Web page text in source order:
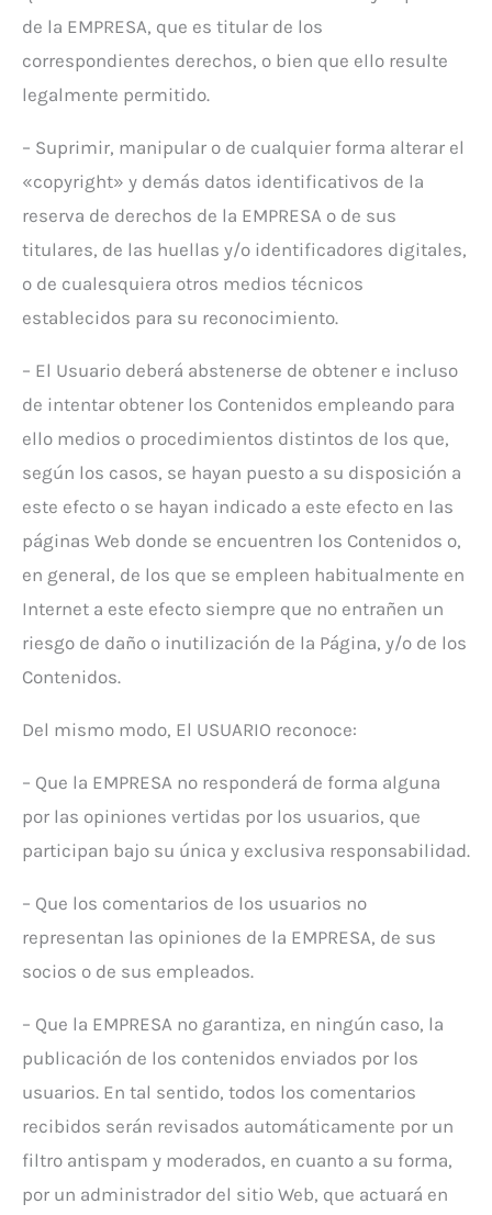
de la EMPRESA, que es titular de los
correspondientes derechos, o bien que ello resulte
legalmente permitido.
– Suprimir, manipular o de cualquier forma alterar el
«copyright» y demás datos identificativos de la
reserva de derechos de la EMPRESA o de sus
titulares, de las huellas y/o identificadores digitales,
o de cualesquiera otros medios técnicos
establecidos para su reconocimiento.
– El Usuario deberá abstenerse de obtener e incluso
de intentar obtener los Contenidos empleando para
ello medios o procedimientos distintos de los que,
según los casos, se hayan puesto a su disposición a
este efecto o se hayan indicado a este efecto en las
páginas Web donde se encuentren los Contenidos o,
en general, de los que se empleen habitualmente en
Internet a este efecto siempre que no entrañen un
riesgo de daño o inutilización de la Página, y/o de los
Contenidos.
Del mismo modo, El USUARIO reconoce:
– Que la EMPRESA no responderá de forma alguna
por las opiniones vertidas por los usuarios, que
participan bajo su única y exclusiva responsabilidad.
– Que los comentarios de los usuarios no
representan las opiniones de la EMPRESA, de sus
socios o de sus empleados.
– Que la EMPRESA no garantiza, en ningún caso, la
publicación de los contenidos enviados por los
usuarios. En tal sentido, todos los comentarios
recibidos serán revisados automáticamente por un
filtro antispam y moderados, en cuanto a su forma,
por un administrador del sitio Web, que actuará en